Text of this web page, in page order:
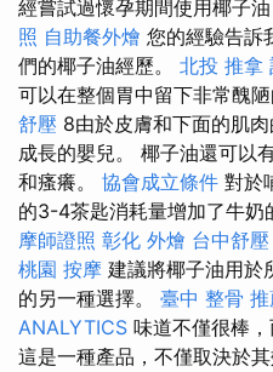
經嘗試過懷孕期間使用椰子油
照 自助餐外燴 您的經驗告訴
們的椰子油經歷。 北投 推拿
可以在整個胃中留下非常醜陋
舒壓 8由於皮膚和下面的肌
成長的嬰兒。 椰子油還可以
和瘙癢。 協會成立條件 對於
的3-4茶匙消耗量增加了牛奶
摩師證照 彰化 外燴 台中舒壓
桃園 按摩 建議將椰子油用於
的另一種選擇。 臺中 整骨
ANALYTICS 味道不僅很棒，
這是一種產品，不僅取決於